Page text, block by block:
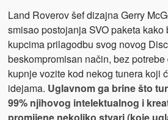
Land Roverov šef dizajna Gerry
smisao postojanja SVO paketa
kupcima prilagodbu svog novog
beskompromisan način, bez
kupnje vozite kod nekog tunera koji
idejama. Uglavnom ga brine što
99% njihovog intelektualnog i